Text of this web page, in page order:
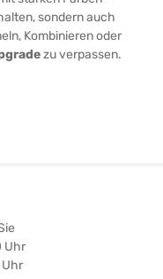
für das
Drehbarer
In drei
44 cm Wählbare
perfekten Sitz
Sie sich jetzt
genießen Sie
und
sondern auch
Kombinieren oder
zu verpassen.
Uhr